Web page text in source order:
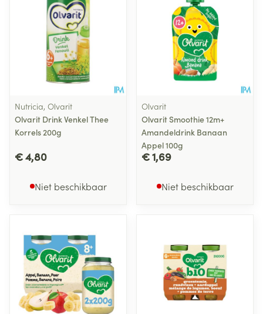
Nutricia, Olvarit
Olvarit Drink Venkel Thee
Korrels 200g
€ 4,80
Niet beschikbaar
Olvarit
Olvarit Smoothie 12m+
Amandeldrink Banaan
Appel 100g
€ 1,69
Niet beschikbaar